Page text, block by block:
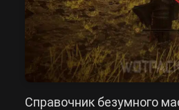
Справочник безумного